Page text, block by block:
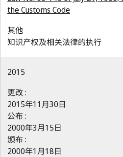
the Customs Code
其他
知识产权及相关法律的执行
2015
更改 :
2015年11月30日
公布 :
2000年3月15日
颁布 :
2000年1月18日